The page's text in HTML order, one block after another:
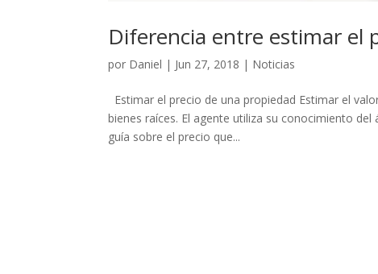
Diferencia entre estimar el
por Daniel | Jun 27, 2018 | Noticias
Estimar el precio de una propiedad Estimar el
bienes raíces. El agente utiliza su conocimiento
guía sobre el precio que...